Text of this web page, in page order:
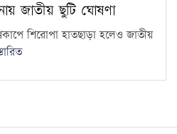
জাতীয় ছুটি ঘোষণা
শিরোপা হাতছাড়া হলেও জাতীয়